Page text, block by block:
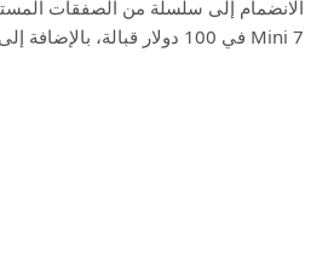
Mini 7 في 100 دولار قبالة، بالإضافة إلى أدنى مستوياته الجديدة…